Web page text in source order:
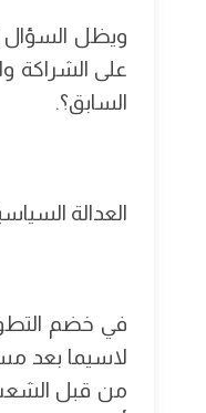
ويظل السؤال
على الشراكة
السابق؟.
العدالة
في خضم
لاسيما بعد
من قبل الشعب